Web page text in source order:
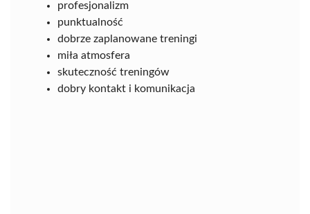
profesjonalizm
punktualność
dobrze zaplanowane treningi
miła atmosfera
skuteczność treningów
dobry kontakt i komunikacja